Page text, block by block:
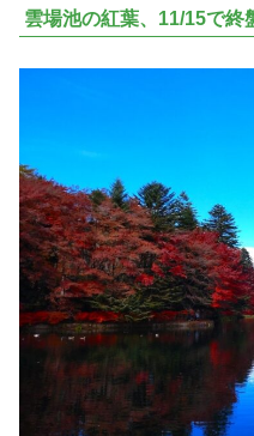
雲場池の紅葉、11/15で終